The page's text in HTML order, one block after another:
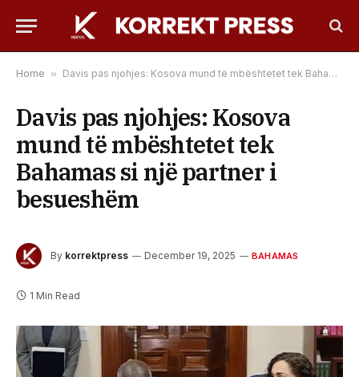
Home » Davis pas njohjes: Kosova mund të mbështetet tek Bahamas si një partner i besueshëm
Davis pas njohjes: Kosova
mund të mbështetet tek
Bahamas si një partner i
besueshëm
By korrektpress December 19, 2025 BAHAMAS
1 Min Read